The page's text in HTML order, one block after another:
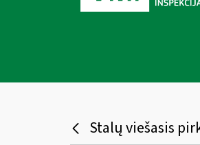
Stalų viešasis